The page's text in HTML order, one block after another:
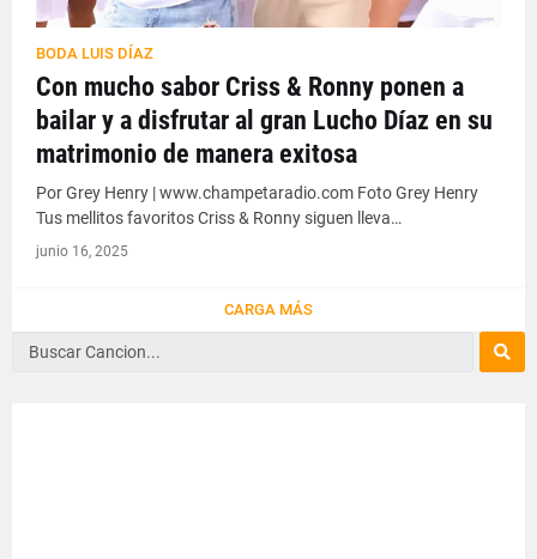
BODA LUIS DÍAZ
Con mucho sabor Criss & Ronny ponen a
bailar y a disfrutar al gran Lucho Díaz en su
matrimonio de manera exitosa
Por Grey Henry | www.champetaradio.com Foto Grey Henry
Tus mellitos favoritos Criss & Ronny siguen lleva…
junio 16, 2025
CARGA MÁS